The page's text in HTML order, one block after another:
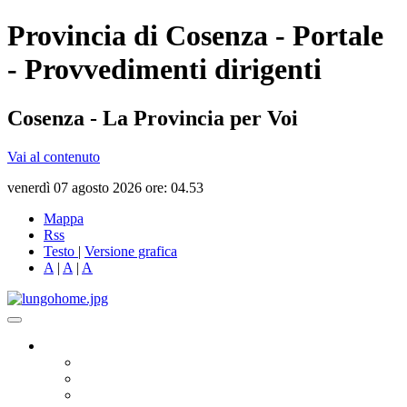
Provincia di Cosenza - Portale
- Provvedimenti dirigenti
Cosenza - La Provincia per Voi
Vai al contenuto
venerdì 07 agosto 2026 ore: 04.53
Mappa
Rss
Testo | Versione grafica
A | A | A